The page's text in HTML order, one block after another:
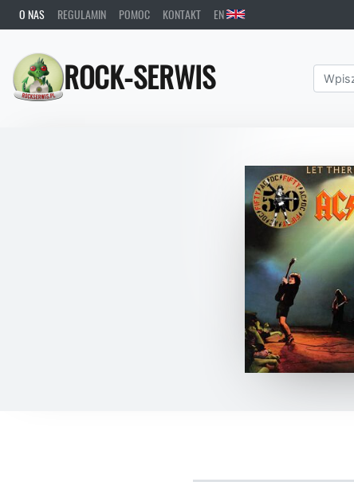
O NAS REGULAMIN POMOC KONTAKT EN
ROCK-SERWIS